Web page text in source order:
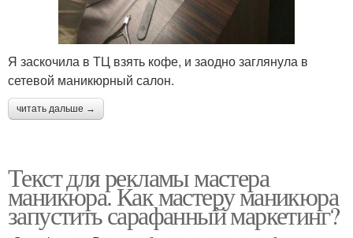
Я заскочила в ТЦ взять кофе, и заодно заглянула в
сетевой маникюрный салон.
читать дальше →
Текст для рекламы мастера
маникюра. Как мастеру маникюра
запустить сарафанный маркетинг?